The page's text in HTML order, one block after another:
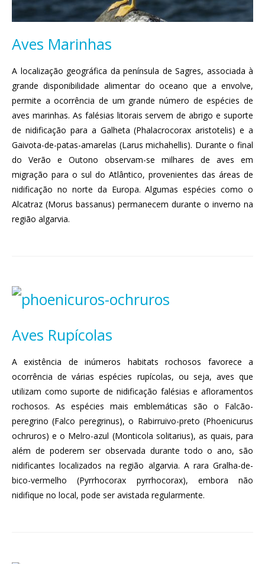
Aves Marinhas
A localização geográfica da península de Sagres, associada à
grande disponibilidade alimentar do oceano que a envolve,
permite a ocorrência de um grande número de espécies de
aves marinhas. As falésias litorais servem de abrigo e suporte
de nidificação para a Galheta (Phalacrocorax aristotelis) e a
Gaivota-de-patas-amarelas (Larus michahellis). Durante o final
do Verão e Outono observam-se milhares de aves em
migração para o sul do Atlântico, provenientes das áreas de
nidificação no norte da Europa. Algumas espécies como o
Alcatraz (Morus bassanus) permanecem durante o inverno na
região algarvia.
Aves Rupícolas
A existência de inúmeros habitats rochosos favorece a
ocorrência de várias espécies rupícolas, ou seja, aves que
utilizam como suporte de nidificação falésias e afloramentos
rochosos. As espécies mais emblemáticas são o Falcão-
peregrino (Falco peregrinus), o Rabirruivo-preto (Phoenicurus
ochruros) e o Melro-azul (Monticola solitarius), as quais, para
além de poderem ser observada durante todo o ano, são
nidificantes localizados na região algarvia. A rara Gralha-de-
bico-vermelho (Pyrrhocorax pyrrhocorax), embora não
nidifique no local, pode ser avistada regularmente.